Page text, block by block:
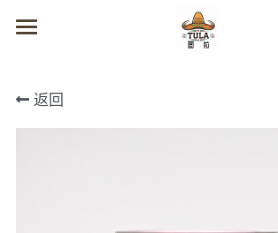
商城
返回
商品分类
所有商品分类